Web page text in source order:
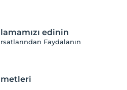
edinin
Faydalanın